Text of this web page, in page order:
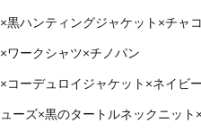
黒ハンティングジャケット×チャ
ワークシャツ×チノパン
コーデュロイジャケット×ネイビ
ーズ×黒のタートルネックニット